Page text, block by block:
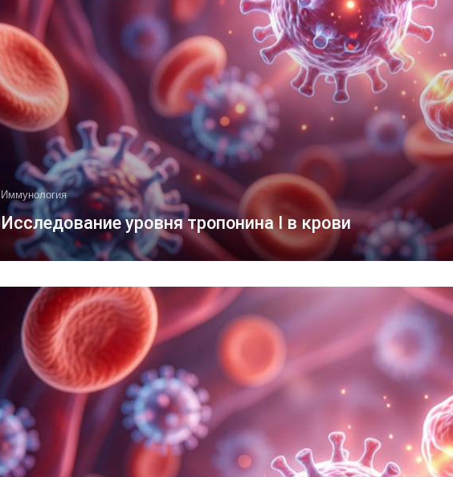
Иммунология
Исследование уровня тропонина I в крови